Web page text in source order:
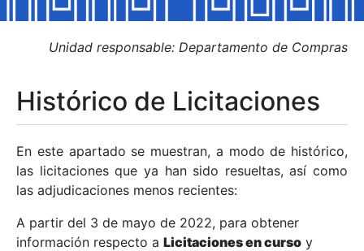
Mostrar/Ocultar
Mostrar/Ocultar
Mostrar/Ocultar
Mostrar/Ocultar
Unidad responsable: Departamento de Compras
Histórico de Licitaciones
En este apartado se muestran, a modo de histórico,
las licitaciones que ya han sido resueltas, así como
las adjudicaciones menos recientes:
A partir del 3 de mayo de 2022, para obtener
información respecto a Licitaciones en curso y